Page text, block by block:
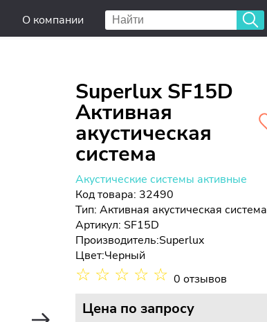
О компании
Superlux SF15D
Активная
акустическая
система
Акустические системы активные
Код товара: 32490
Тип:Активная акустическая система
Артикул: SF15D
Производитель:Superlux
Цвет:Черный
☆ ☆ ☆ ☆ ☆ 0 отзывов
Цена по запросу